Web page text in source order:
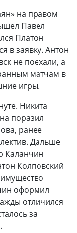
на правом
Павел
Платон
в заявку. Антон
не поехали, а
матчам в
игры.
Никита
поразил
ранее
Дальше
Каланчин
Колповский
оформил
отличился
за